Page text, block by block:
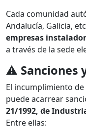
Cada comunidad
Andalucía, Galicia,
empresas
a través de la sede
⚠️ Sanciones
El incumplimiento
puede acarrear
21/1992, de
Entre ellas: